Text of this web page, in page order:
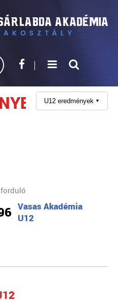
U12 eredmények ▼
Vasas Akadémia
U12